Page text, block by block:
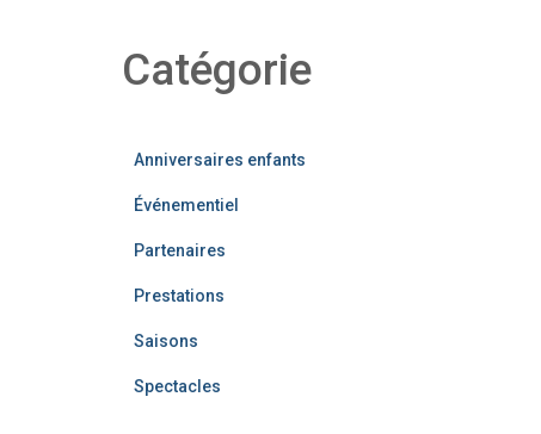
Catégorie
Anniversaires enfants
Événementiel
Partenaires
Prestations
Saisons
Spectacles